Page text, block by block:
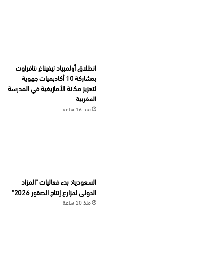
انطلاق أولمبياد تيفيناغ بتافراوت
بمشاركة 10 أكاديميات جهوية
لتعزيز مكانة الأمازيغية في المدرسة
المغربية
منذ 16 ساعة
السعودية: بدء فعاليات “المزاد
الدولي لمزارع إنتاج الصقور 2026”
منذ 20 ساعة